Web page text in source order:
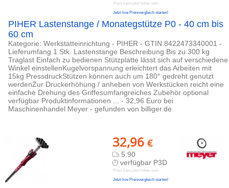
Preis kann jetzt höher sein
Jetzt live Preisvergleich starten!
PIHER Lastenstange / Monategstütze P0 - 40 cm bis
60 cm
Kategorie: Werkstatteinrichtung - PIHER - GTIN:8422473340001 -
Lieferumfang 1 Stk. Lastenstange Beschreibung Bis zu 300 kg
Traglast Einfach zu bedienen Stützplatte lässt sich auf verschiedene
Winkel einstellenKugelvorspannung erleichtert das Arbeiten mit
15kg PressdruckStützen können auch um 180° gedreht genutzt
werdenZur Druckerhöhung / anheben von Werkstücken reicht eine
einfache Drehung des Griffesumfangreiches Zubehör optional
verfügbar Produktinformationen ... - 32,96 Euro bei
Maschinenhandel Meyer - gefunden von billiger.de
32,96 €
5.90
verfügbar P3D
Preis kann jetzt höher sein
Jetzt live Preisvergleich starten!